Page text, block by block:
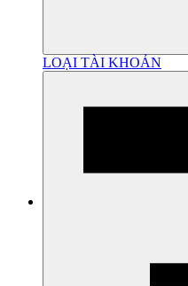
LOẠI TÀI KHOẢN